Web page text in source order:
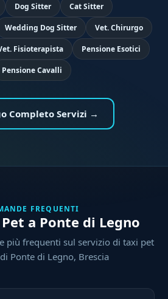
Dog Sitter Cat Sitter
Wedding Dog Sitter Vet. Chirurgo
Fisioterapista Pensione Esotici
Pensione Cavalli
Completo Servizi →
FREQUENTI
a Ponte di Legno
più frequenti sul servizio di taxi pet
Ponte di Legno, Brescia